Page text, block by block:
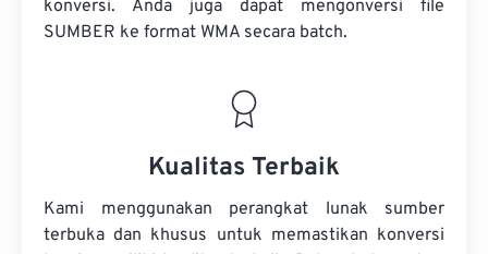
konversi. Anda juga dapat mengonversi file
SUMBER ke format WMA secara batch.
Kualitas Terbaik
Kami menggunakan perangkat lunak sumber
terbuka dan khusus untuk memastikan konversi